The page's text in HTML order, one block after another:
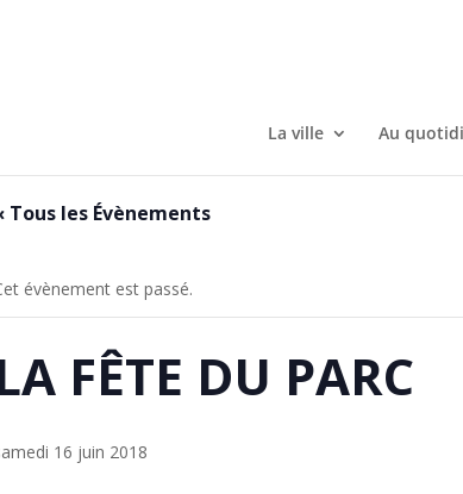
La ville Au
Tous les Évènements
évènement est passé.
FÊTE DU PARC
16 juin 2018